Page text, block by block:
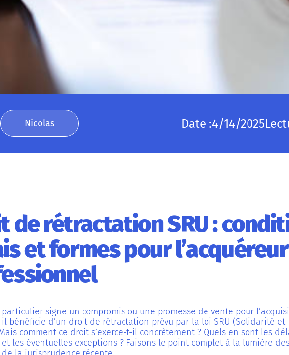
Nicolas Date :4/14/2025
de rétractation SRU :
et formes pour
particulier signe un compromis ou une promesse de vente pour
bénéficie d’un droit de rétractation prévu par la loi SRU (Solidarité et
comment ce droit s’exerce-t-il concrètement ? Quels en sont les
les éventuelles exceptions ? Faisons le point complet à la lumière